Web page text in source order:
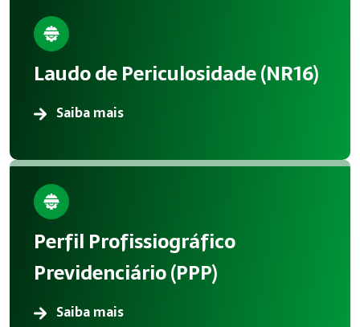
Laudo de Periculosidade (NR16)
Saiba mais
Perfil Profissiográfico
Previdenciário (PPP)
Saiba mais